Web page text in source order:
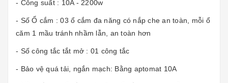
- Công suất : 10A - 2200w
- Số Ổ cắm : 03 ổ cắm đa năng có nắp che an toàn, mỗi ổ
căm 1 mầu tránh nhầm lẫn, an toàn hơn
- Số công tắc tắt mở : 01 công tắc
- Bảo vệ quá tải, ngắn mạch: Bằng aptomat 10A